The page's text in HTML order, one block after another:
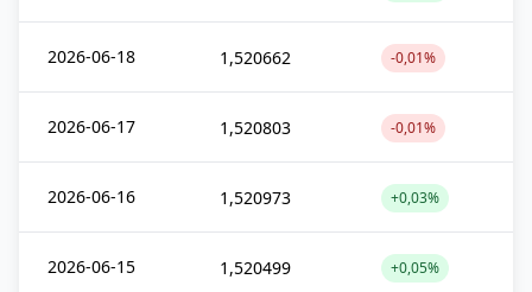
2026-06-18 1,520662 -0,01%
2026-06-17 1,520803 -0,01%
2026-06-16 1,520973 +0,03%
2026-06-15 1,520499 +0,05%